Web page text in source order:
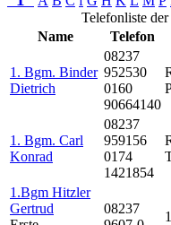
Telefonliste
Name
Telefon
1. Bgm. Binder
Dietrich
08237
952530
0160
90664140
1. Bgm. Carl
Konrad
08237
959156
0174
1421854
1.Bgm Hitzler
Gertrud
08237